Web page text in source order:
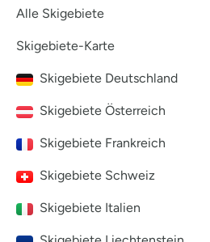
Alle Skigebiete
Skigebiete-Karte
Skigebiete Deutschland
Skigebiete Österreich
Skigebiete Frankreich
Skigebiete Schweiz
Skigebiete Italien